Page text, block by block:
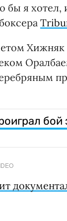
бы я хотел,
Хижняк
бой